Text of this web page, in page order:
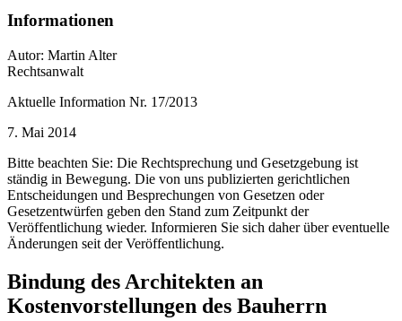
Informationen
Autor: Martin Alter
Rechtsanwalt
Aktuelle Information Nr. 17/2013
7. Mai 2014
Bitte beachten Sie: Die Rechtsprechung und Gesetzgebung ist
ständig in Bewegung. Die von uns publizierten gerichtlichen
Entscheidungen und Besprechungen von Gesetzen oder
Gesetzentwürfen geben den Stand zum Zeitpunkt der
Veröffentlichung wieder. Informieren Sie sich daher über eventuelle
Änderungen seit der Veröffentlichung.
Bindung des Architekten an
Kostenvorstellungen des Bauherrn